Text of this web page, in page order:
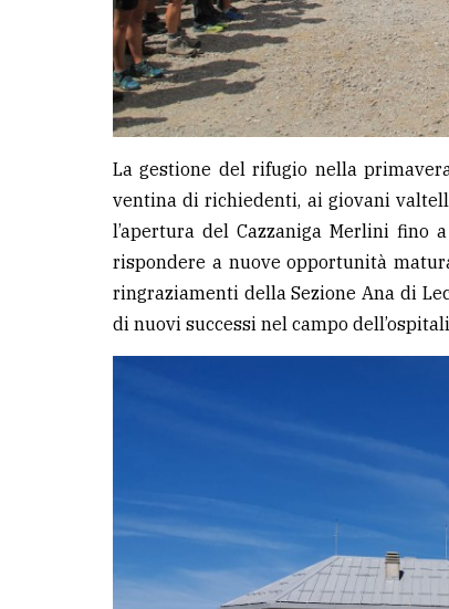
La gestione del rifugio nella
ventina di richiedenti, ai giovani
l’apertura del Cazzaniga Merlini fino
rispondere a nuove opportunità
ringraziamenti della Sezione Ana di
di nuovi successi nel campo